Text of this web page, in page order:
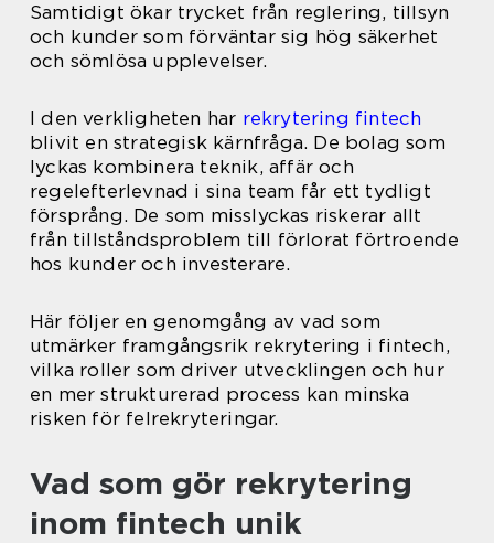
Samtidigt ökar trycket från reglering, tillsyn
och kunder som förväntar sig hög säkerhet
och sömlösa upplevelser.
I den verkligheten har rekrytering fintech
blivit en strategisk kärnfråga. De bolag som
lyckas kombinera teknik, affär och
regelefterlevnad i sina team får ett tydligt
försprång. De som misslyckas riskerar allt
från tillståndsproblem till förlorat förtroende
hos kunder och investerare.
Här följer en genomgång av vad som
utmärker framgångsrik rekrytering i fintech,
vilka roller som driver utvecklingen och hur
en mer strukturerad process kan minska
risken för felrekryteringar.
Vad som gör rekrytering
inom fintech unik